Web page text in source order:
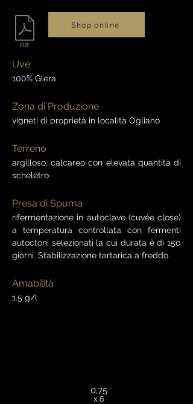
Uve
100% Glera
Zona di Produzione
vigneti di proprietà in località Ogliano
Terreno
argilloso, calcareo con elevata quantità di
scheletro
Presa di Spuma
rifermentazione in autoclave (cuvée close)
a temperatura controllata con fermenti
autoctoni selezionati la cui durata è di 150
giorni. Stabilizzazione tartarica a freddo.
Amabilità
1.5 g/l
Shop online
0,75
x 6